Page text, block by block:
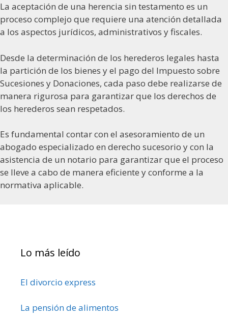
La aceptación de una herencia sin testamento es un
proceso complejo que requiere una atención detallada
a los aspectos jurídicos, administrativos y fiscales.
Desde la determinación de los herederos legales hasta
la partición de los bienes y el pago del Impuesto sobre
Sucesiones y Donaciones, cada paso debe realizarse de
manera rigurosa para garantizar que los derechos de
los herederos sean respetados.
Es fundamental contar con el asesoramiento de un
abogado especializado en derecho sucesorio y con la
asistencia de un notario para garantizar que el proceso
se lleve a cabo de manera eficiente y conforme a la
normativa aplicable.
Lo más leído
El divorcio express
La pensión de alimentos